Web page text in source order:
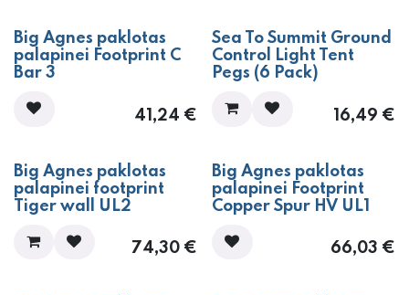
Big Agnes paklotas
palapinei Footprint C
Bar 3
41,24 €
Sea To Summit Ground
Control Light Tent
Pegs (6 Pack)
16,49 €
Big Agnes paklotas
palapinei footprint
Tiger wall UL2
74,30€
Big Agnes paklotas
palapinei Footprint
Copper Spur HV UL1
66,03 €